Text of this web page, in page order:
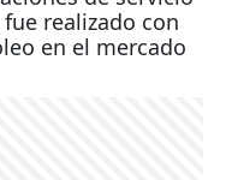
realizado con
en el mercado